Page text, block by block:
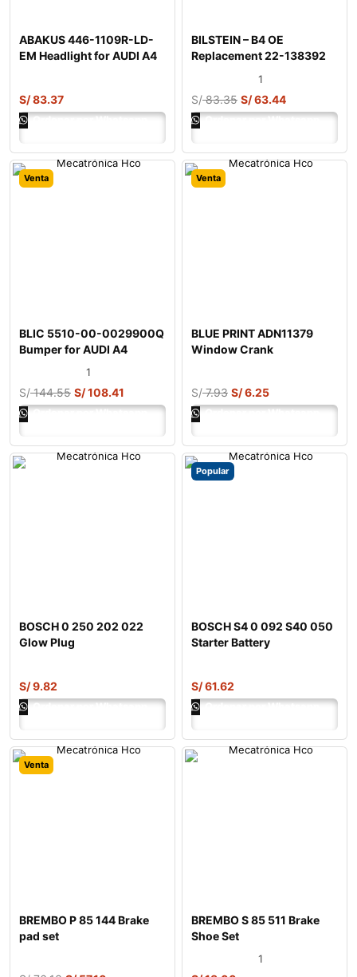
ABAKUS 446-1109R-LD-
EM Headlight for AUDI A4
S/83.37
Ordenar por Whatsapp
BILSTEIN – B4 OE
Replacement 22-138392
Shock Absor
1
S/83.35 S/63.44
Ordenar por Whatsapp
Venta
BLIC 5510-00-0029900Q
Bumper for AUDI A4
1
S/144.55 S/108.41
Ordenar por Whatsapp
Venta
BLUE PRINT ADN11379
Window Crank
S/7.93 S/6.25
Ordenar por Whatsapp
BOSCH 0 250 202 022
Glow Plug
S/9.82
Ordenar por Whatsapp
Popular
BOSCH S4 0 092 S40 050
Starter Battery
S/61.62
Ordenar por Whatsapp
Venta
BREMBO P 85 144 Brake
pad set
BREMBO S 85 511 Brake
Shoe Set
1